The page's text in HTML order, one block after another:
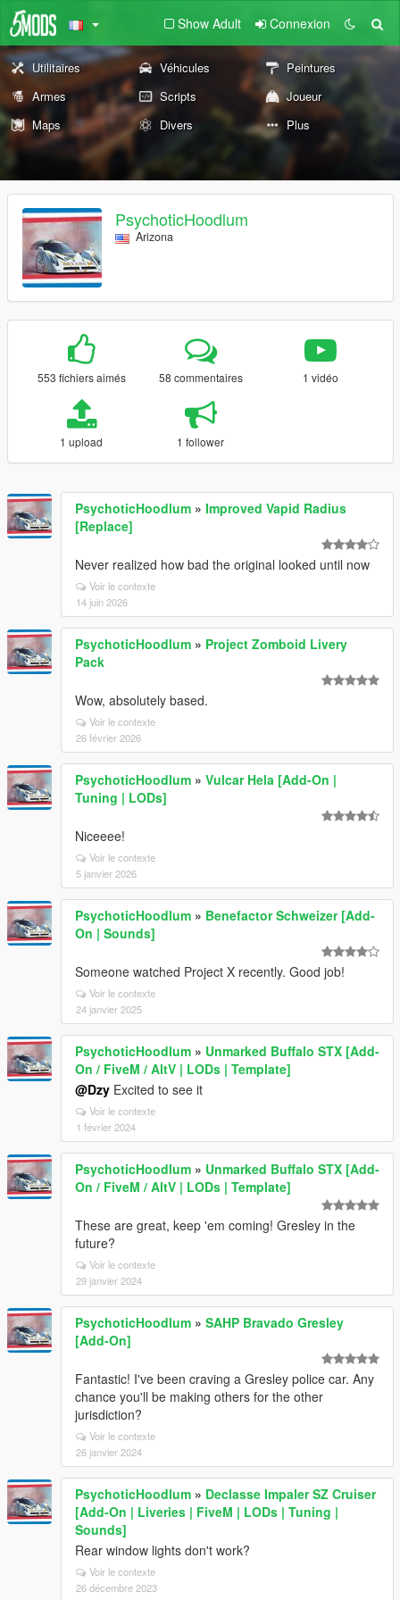
Show Adult Connexion
Utilitaires Véhicules
Peintures
Armes
Scripts
Joueur
Maps
Divers Plus
PsychoticHoodlum
Arizona
553 fichiers aimés 58 commentaires 1 vidéo
1 upload 1 follower
PsychoticHoodlum » Improved Vapid Radius
[Replace]
Never realized how bad the original looked until now
Voir le contexte
14 juin 2026
PsychoticHoodlum » Project Zomboid Livery
Pack
Wow, absolutely based.
Voir le contexte
26 février 2026
PsychoticHoodlum » Vulcar Hela [Add-On |
Tuning | LODs]
Niceeee!
Voir le contexte
5 janvier 2026
PsychoticHoodlum » Benefactor Schweizer [Add-
On | Sounds]
Someone watched Project X recently. Good job!
Voir le contexte
24 janvier 2025
PsychoticHoodlum » Unmarked Buffalo STX [Add-
On / FiveM / AltV | LODs | Template]
@Dzy Excited to see it
Voir le contexte
1 février 2024
PsychoticHoodlum » Unmarked Buffalo STX [Add-
On / FiveM / AltV | LODs | Template]
These are great, keep 'em coming! Gresley in the
future?
Voir le contexte
29 janvier 2024
PsychoticHoodlum » SAHP Bravado Gresley
[Add-On]
Fantastic! I've been craving a Gresley police car. Any
chance you'll be making others for the other
jurisdiction?
Voir le contexte
26 janvier 2024
PsychoticHoodlum » Declasse Impaler SZ Cruiser
[Add-On | Liveries | FiveM | LODs | Tuning |
Sounds]
Rear window lights don't work?
Voir le contexte
26 décembre 2023